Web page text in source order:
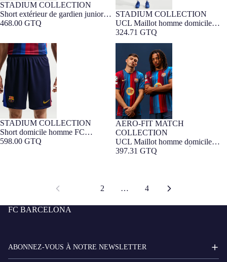
7-16 ANS NOUVEAUTÉ
STADIUM COLLECTION
Short extérieur de gardien junior
FC Barcelona x Kobe Bryant
468.00 GTQ
Barça Exclusif
STADIUM COLLECTION
UCL Maillot homme domicile
26/27 FC Barcelona
324.71 GTQ
Short domicile homme FC
Barcelona 26/27
STADIUM COLLECTION
Short domicile homme FC
Barcelona 26/27
598.00 GTQ
UCL Maillot homme domicile
26/27 FC Barcelona - Édition
Joueur
Édition Joueur
AERO-FIT MATCH
COLLECTION
UCL Maillot homme domicile
26/27 FC Barcelona - Édition
397.31 GTQ
2 … 4
FC BARCELONA
ABONNEZ-VOUS À NOTRE NEWSLETTER